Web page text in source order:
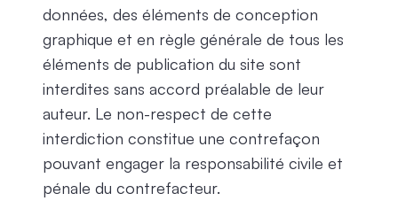
données, des éléments de conception
graphique et en règle générale de tous les
éléments de publication du site sont
interdites sans accord préalable de leur
auteur. Le non-respect de cette
interdiction constitue une contrefaçon
pouvant engager la responsabilité civile et
pénale du contrefacteur.